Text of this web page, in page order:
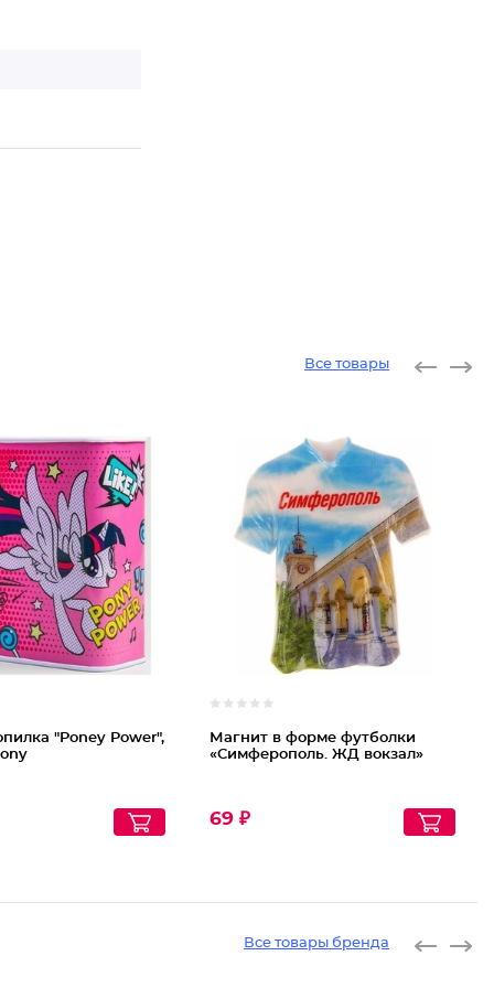
Все товары
"Poney Power",
Магнит в форме футболки
«Симферополь. ЖД вокзал»
69 ₽
Все товары бренда